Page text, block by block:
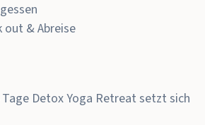
out & Abreise
Detox Yoga Retreat setzt sich